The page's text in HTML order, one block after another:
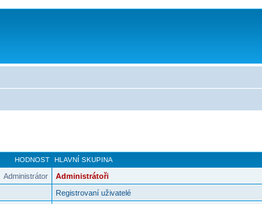
HODNOST HLAVNÍ SKUPINA
Administrátor Administrátoři
Registrovaní uživatelé